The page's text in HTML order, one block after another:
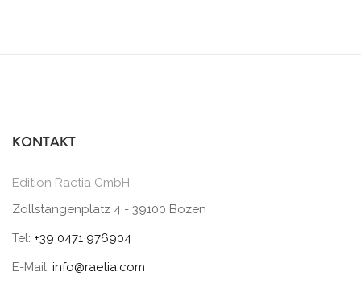
KONTAKT
Edition Raetia GmbH
Zollstangenplatz 4 - 39100 Bozen
Tel: +39 0471 976904
E-Mail: info@raetia.com